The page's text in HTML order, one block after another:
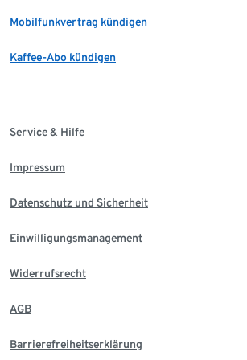
Mobilfunkvertrag kündigen
Kaffee-Abo kündigen
Service & Hilfe
Impressum
Datenschutz und Sicherheit
Einwilligungsmanagement
Widerrufsrecht
AGB
Barrierefreiheitserklärung